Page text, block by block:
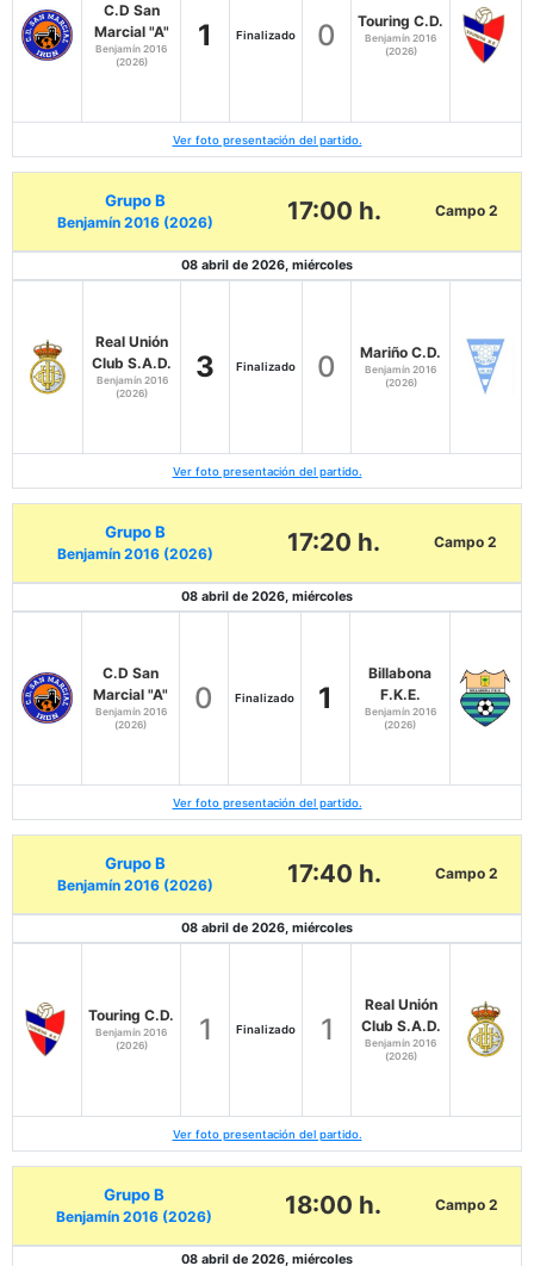
C.D San
Marcial "A"
Benjamín 2016
(2026)
1 Finalizado 0 Touring C.D.
Benjamín 2016
(2026)
Ver foto presentación del partido.
Grupo B
Benjamín 2016 (2026) 17:00 h. Campo 2
08 abril de 2026, miércoles
Real Unión
Club S.A.D.
Benjamín 2016
(2026)
3 Finalizado 0 Mariño C.D.
Benjamín 2016
(2026)
Ver foto presentación del partido.
Grupo B
Benjamín 2016 (2026) 17:20 h. Campo 2
08 abril de 2026, miércoles
C.D San
Marcial "A"
Benjamín 2016
(2026)
0 Finalizado 1
Billabona
F.K.E.
Benjamín 2016
(2026)
Ver foto presentación del partido.
Grupo B
Benjamín 2016 (2026) 17:40 h. Campo 2
08 abril de 2026, miércoles
Touring C.D.
Benjamín 2016
(2026)
1 Finalizado 1
Real Unión
Club S.A.D.
Benjamín 2016
(2026)
Ver foto presentación del partido.
Grupo B
Benjamín 2016 (2026) 18:00 h. Campo 2
08 abril de 2026, miércoles